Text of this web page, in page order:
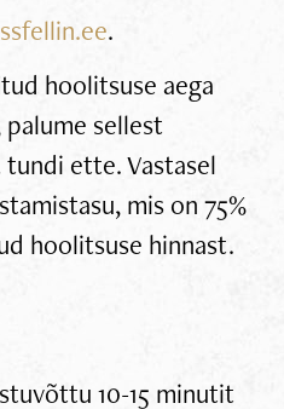
.
hoolitsuse aega
sellest
ette. Vastasel
mis on 75%
hoolitsuse hinnast.
10-15 minutit